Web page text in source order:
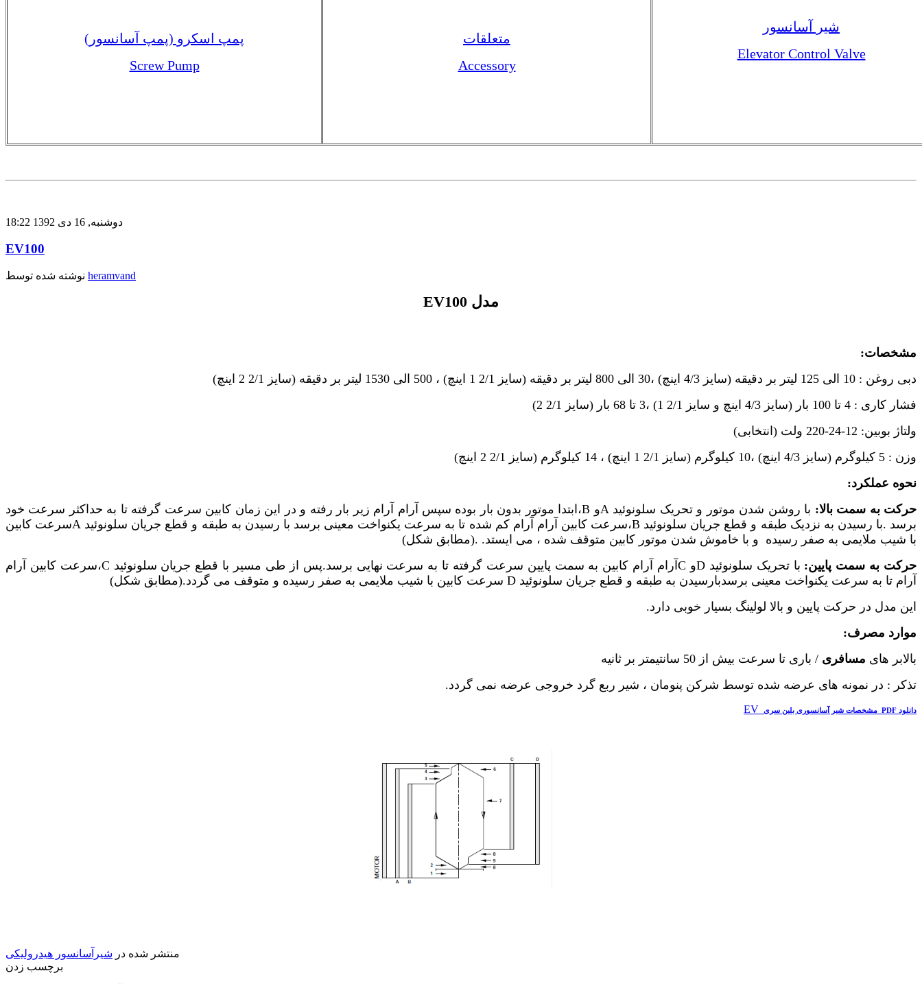
پمپ اسکرو (پمپ آسانسور)
Screw Pump
متعلقات
Accessory
شیر آسانسور
Elevator Control Valve
دوشنبه, 16 دی 1392 18:22
EV100
heramvand
مدل EV100
مشخصات:
دبی روغن : 10 الی 125 لیتر بر دقیقه (سایز 4/3 اینچ) ،30 الی 800 لیتر بر دقیقه (سایز 2/1 1 اینچ) ، 500 الی 1530 لیتر بر دقیقه (سایز 2/1 2 اینچ)
فشار کاری : 4 تا 100 بار (سایز 4/3 اینچ و سایز 2/1 1) ،3 تا 68 بار (سایز 2/1 2)
ولتاژ بوبین: 12-24-220 ولت (انتخابی)
وزن : 5 کیلوگرم (سایز 4/3 اینچ) ،10 کیلوگرم (سایز 2/1 1 اینچ) ، 14 کیلوگرم (سایز 2/1 2 اینچ)
نحوه عملکرد:
حرکت به سمت بالا: با روشن شدن موتور و تحریک سلونوئیدAو B،ابتدا موتور بدون بار بوده سپس آرام آرام زیر بار رفته و در این زمان کابین سرعت گرفته تا به حداکثر سرعت خود
برسد .با رسیدن به نزدیک طبقه و قطع جریان سلونوئید B،سرعت کابین آرام آرام کم شده تا به سرعت یکنواخت معینی برسد با رسیدن به طبقه و قطع جریان سلونوئید Aسرعت کابین
با شیب ملایمی به صفر رسیده و با خاموش شدن موتور کابین متوقف شده ، می ایستد. .(مطابق شکل)
حرکت به سمت پایین: با تحریک سلونوئیدDو Cآرام آرام کابین به سمت پایین سرعت گرفته تا به سرعت نهایی برسد.پس از طی مسیر با قطع جریان سلونوئید C،سرعت کابین آرام
آرام تا به سرعت یکنواخت معینی برسدبارسیدن به طبقه و قطع جریان سلونوئید D سرعت کابین با شیب ملایمی به صفر رسیده و متوقف می گردد.(مطابق شکل)
این مدل در حرکت پایین و بالا لولینگ بسیار خوبی دارد.
موارد مصرف:
بالابر های مسافری / باری تا سرعت بیش از 50 سانتیمتر بر ثانیه
تذکر : در نمونه های عرضه شده توسط شرکن پنومان ، شیر ربع گرد خروجی عرضه نمی گردد.
دانلود PDF مشخصات شیر آسانسوری بلین سری
منتشر شده در شیرآسانسور هیدرولیکی
برچسب زدن